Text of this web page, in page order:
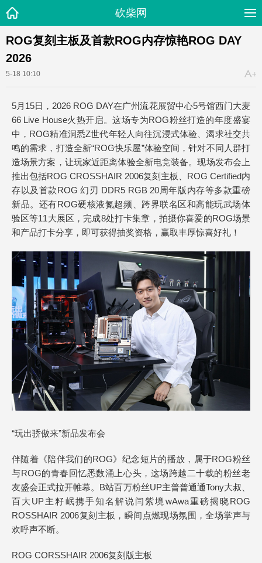
砍柴网
ROG复刻主板及首款ROG内存惊艳ROG DAY
2026
5-18 10:10
5月15日，2026 ROG DAY在广州流花展贸中心5号馆西门大麦
66 Live House火热开启。这场专为ROG粉丝打造的年度盛宴
中，ROG精准洞悉Z世代年轻人向往沉浸式体验、渴求社交共
鸣的需求，打造全新“ROG快乐屋”体验空间，针对不同人群打
造场景方案，让玩家近距离体验全新电竞装备。现场发布会上
推出包括ROG CROSSHAIR 2006复刻主板、ROG Certified内
存以及首款ROG 幻刃 DDR5 RGB 20周年版内存等多款重磅
新品。还有ROG硬核液氮超频、跨界联名区和高能玩武场体
验区等11大展区，完成8处打卡集章，拍摄你喜爱的ROG场景
和产品打卡分享，即可获得抽奖资格，赢取丰厚惊喜好礼！
“玩出骄傲来”新品发布会
伴随着《陪伴我们的ROG》纪念短片的播放，属于ROG粉丝
与ROG的青春回忆悉数涌上心头，这场跨越二十载的粉丝老
友盛会正式拉开帷幕。B站百万粉丝UP主普普通通Tony大叔、
百大UP主籽岷携手知名解说闫紫境wAwa重磅揭晓ROG
ROSSHAIR 2006复刻主板，瞬间点燃现场氛围，全场掌声与
欢呼声不断。
ROG CORSSHAIR 2006复刻版主板